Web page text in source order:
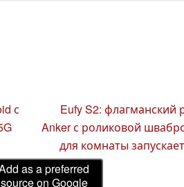
с
Eufy S2: флагманский
Anker с роликовой
для комнаты
as a preferred
source on Google